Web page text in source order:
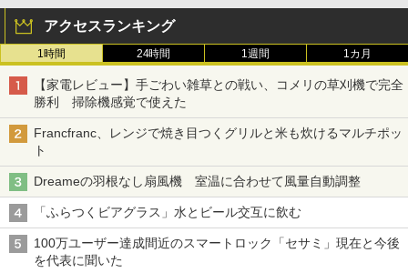
アクセスランキング
1時間 24時間 1週間 1カ月
【家電レビュー】手ごわい雑草との戦い、コメリの草刈機で完全
勝利 掃除機感覚で使えた
Francfranc、レンジで焼き目つくグリルと米も炊けるマルチポッ
ト
Dreameの羽根なし扇風機 室温に合わせて風量自動調整
「ふらつくビアグラス」水とビール交互に飲む
100万ユーザー達成間近のスマートロック「セサミ」現在と今後
を代表に聞いた